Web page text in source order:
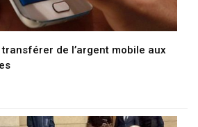
transférer de l’argent mobile aux